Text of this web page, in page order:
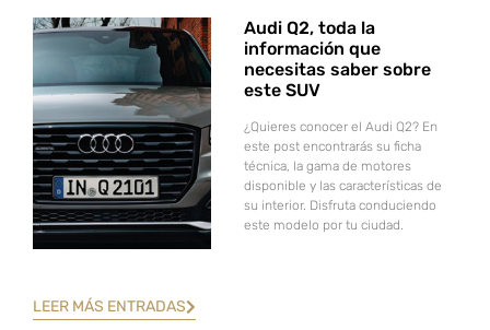
Audi Q2, toda la
información que
necesitas saber sobre
este SUV
¿Quieres conocer el Audi Q2? En
este post encontrarás su ficha
técnica, la gama de motores
disponible y las características de
su interior. Disfruta conduciendo
este modelo por tu ciudad.
LEER MÁS ENTRADAS